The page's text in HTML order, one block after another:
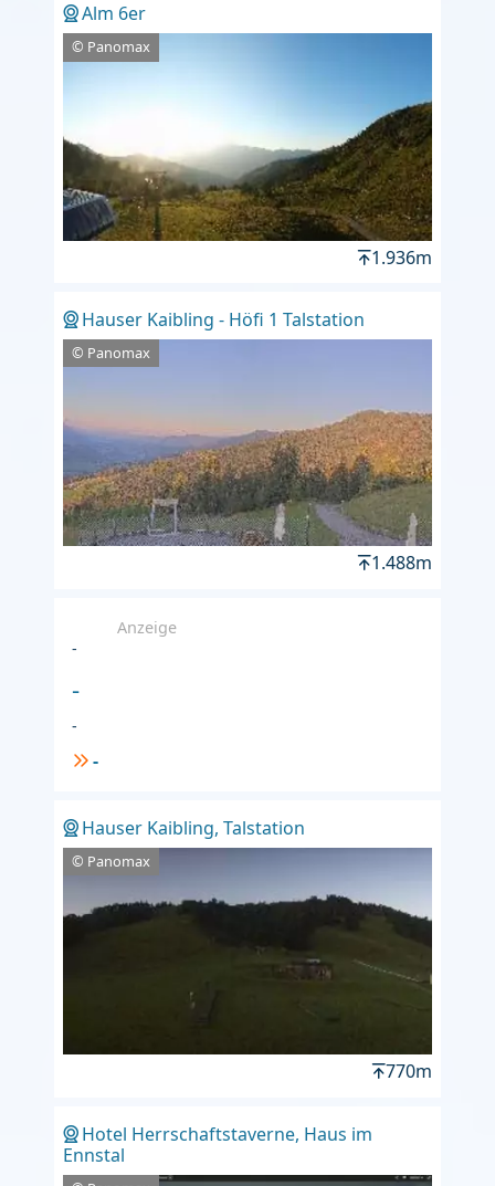
Alm 6er
© Panomax
1.936m
Hauser Kaibling - Höfi 1 Talstation
© Panomax
1.488m
Anzeige
-
-
-
-
Hauser Kaibling, Talstation
© Panomax
770m
Hotel Herrschaftstaverne, Haus im
Ennstal